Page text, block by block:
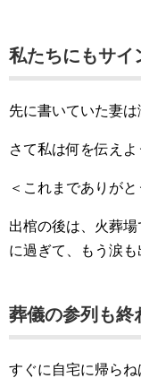
私たちにもサイ
先に書いていた妻は
さて私は何を伝えよ
＜これまでありが
出棺の後は、火葬
に過ぎて、もう涙も
葬儀の参列も終
すぐに自宅に帰ら